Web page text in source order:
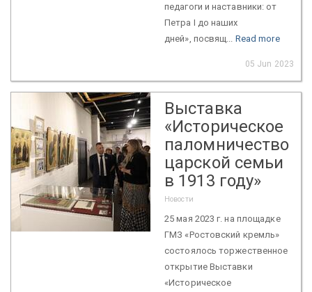
педагоги и наставники: от
Петра I до наших
дней», посвящ... Read more
05 Jun 2023
Выставка
«Историческое
паломничество
царской семьи
в 1913 году»
Новости
25 мая 2023 г. на площадке
ГМЗ «Ростовский кремль»
состоялось торжественное
открытие Выставки
«Историческое